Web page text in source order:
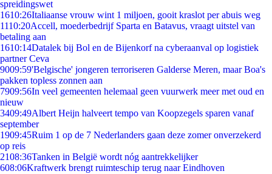
spreidingswet
1610:26Italiaanse vrouw wint 1 miljoen, gooit kraslot per abuis weg
1110:20Accell, moederbedrijf Sparta en Batavus, vraagt uitstel van
betaling aan
1610:14Datalek bij Bol en de Bijenkorf na cyberaanval op logistiek
partner Ceva
9009:59'Belgische' jongeren terroriseren Galderse Meren, maar Boa's
pakken topless zonnen aan
7909:56In veel gemeenten helemaal geen vuurwerk meer met oud en
nieuw
3409:49Albert Heijn halveert tempo van Koopzegels sparen vanaf
september
1909:45Ruim 1 op de 7 Nederlanders gaan deze zomer onverzekerd
op reis
2108:36Tanken in België wordt nóg aantrekkelijker
608:06Kraftwerk brengt ruimteschip terug naar Eindhoven